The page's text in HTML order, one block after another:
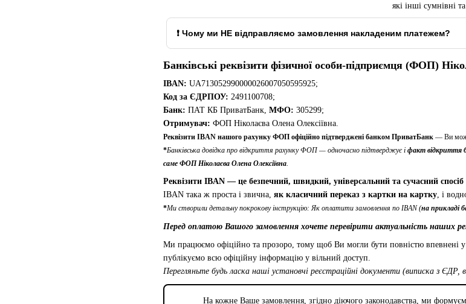
які інші сумнівні
❗ Чому ми НЕ відправляємо замовлення накладеним платежем?
Банківські реквізити фізичної особи-підприємця (ФОП)
IBAN: UA713052990000026007050595925;
Код за ЄДРПОУ: 2491100708;
Банк: ПАТ КБ ПриватБанк, МФО: 305299;
Отримувач: ФОП Ніколаєва Олена Олексіївна.
Реквізити IBAN нашого рахунку ФОП офіційно підтверджені банком ПриватБанк — Ви
*Банківська довідка про відкриття рахунку ФОП — одночасно підтверджує і факт відкриття
саме ФОП Ніколаєва Олена Олексіївна.
Реквізити IBAN — це безпечний, швидкий, універсальний та сучасний спосіб
IBAN така ж проста і звична, як класичний переказ з картки на картку, і
*Ми створили детальну покрокову інструкцію: Як оплатити замовлення по IBAN (на прикладі
Перед оплатою Вашого замовлення хочете перевірити актуальність
Ми працюємо офіційно та прозоро, тому щоб Ви могли бути повністю впевнені у
публікуємо всю офіційну інформацію у вільний доступ.
Перегляньте будь ласка наші установчі реєстраційні документи (виписка з
На кожне Ваше замовлення, згідно діючого законодавства, ми